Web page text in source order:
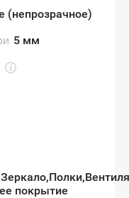
(непрозрачное)
5 мм
покрытие